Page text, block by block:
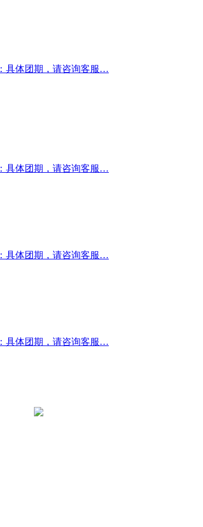
：具体团期，请咨询客服…
：具体团期，请咨询客服…
：具体团期，请咨询客服…
：具体团期，请咨询客服…